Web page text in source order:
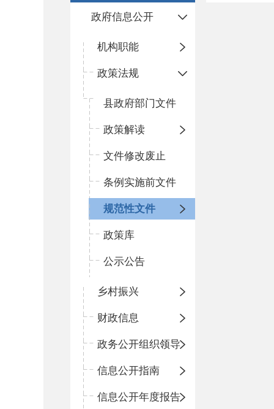
政府信息公开
机构职能
政策法规
县政府部门文件
政策解读
文件修改废止
条例实施前文件
规范性文件
政策库
公示公告
乡村振兴
财政信息
政务公开组织领导
信息公开指南
信息公开年度报告